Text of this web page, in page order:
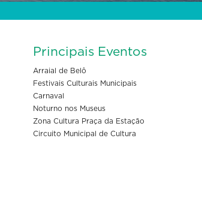
Principais Eventos
Arraial de Belô
Festivais Culturais Municipais
Carnaval
Noturno nos Museus
Zona Cultura Praça da Estação
Circuito Municipal de Cultura